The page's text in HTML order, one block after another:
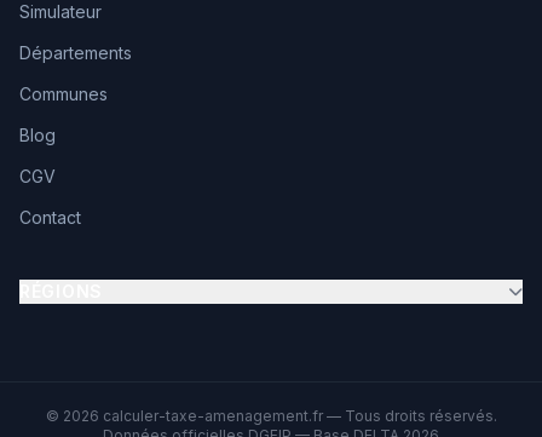
Simulateur
Départements
Communes
Blog
CGV
Contact
© 2026 calculer-taxe-amenagement.fr — Tous droits réservés.